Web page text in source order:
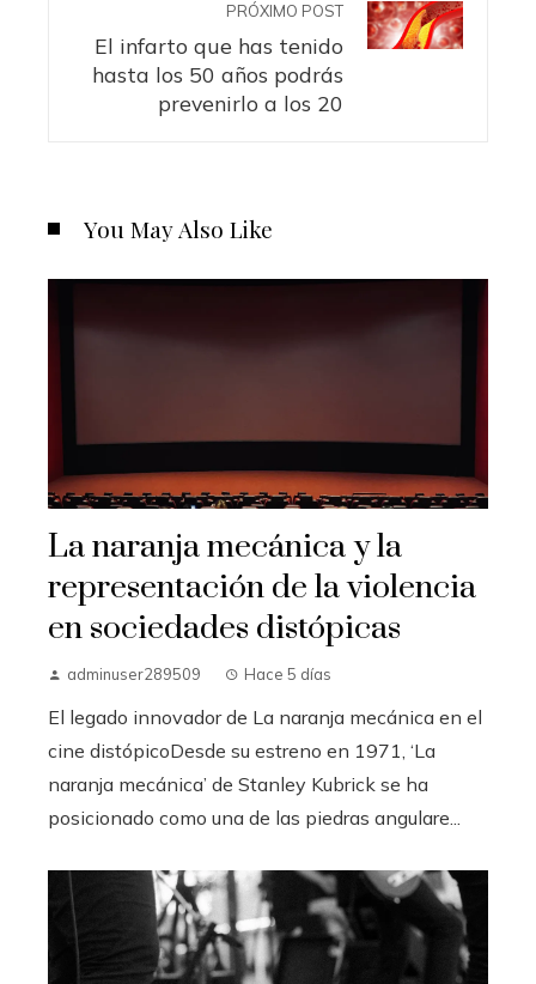
PRÓXIMO POST
El infarto que has tenido
hasta los 50 años podrás
prevenirlo a los 20
You May Also Like
La naranja mecánica y la
representación de la violencia
en sociedades distópicas
adminuser289509 Hace 5 días
El legado innovador de La naranja mecánica en el
cine distópicoDesde su estreno en 1971, ‘La
naranja mecánica’ de Stanley Kubrick se ha
posicionado como una de las piedras angulare...